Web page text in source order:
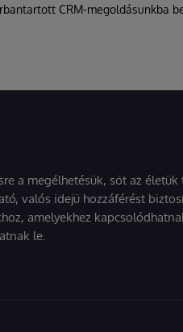
CRM-megoldásunkba
a megélhetésük, sőt az
valós idejű hozzáférést
amelyekhez
le.